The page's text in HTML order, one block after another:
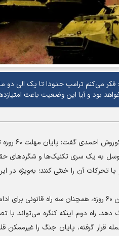
می‌کنم ترامپ حدودا تا یک الی دو
بود و آیا این وضعیت باعث
به یک سری تکنیک‌ها و شگرد‌های
تحرکات آن را خنثی کنند؛ به‌ویژه
وی افزود: پس از پایان این ۶۰ روزه، همچنان
دهد. راه دوم اینکه کنگره می‌تواند
قرار گرفته، پایان جنگ را غیرممکن